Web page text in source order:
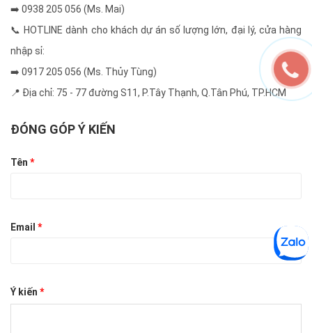
➡️ 0938 205 056 (Ms. Mai)
📞 HOTLINE dành cho khách dự án số lượng lớn, đại lý, cửa hàng
nhập sỉ:
➡️ 0917 205 056 (Ms. Thủy Tùng)
📍 Địa chỉ: 75 - 77 đường S11, P.Tây Thạnh, Q.Tân Phú, TP.HCM
ĐÓNG GÓP Ý KIẾN
Tên *
Email *
Ý kiến *